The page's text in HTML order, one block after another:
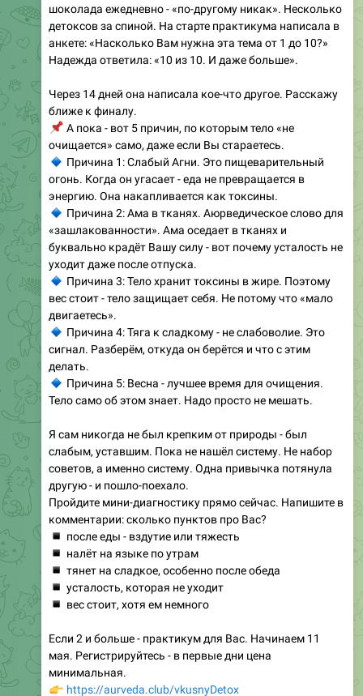
анкете: «Насколько Вам нужна эта тема от 1 до 10?»
Надежда ответила: «10 из 10. И даже больше».
Через 14 дней она написала кое-что другое. Расскажу
А пока - вот 5 причин, по которым тело «не
очищается» само, даже если Вы стараетесь.
Причина 1: Слабый Агни. Это пищеварительный
огонь. Когда он угасает - еда не превращается в
энергию. Она накапливается как токсины.
Причина 2: Ама в тканях. Аюрведическое слово для
«зашлакованности». Ама оседает в тканях и
буквально крадёт Вашу силу - вот почему усталость не
уходит даже после отпуска.
Причина 3: Тело хранит токсины в жире. Поэтому
вес стоит - тело защищает себя. Не потому что «мало
двигаетесь».
Причина 4: Тяга к сладкому - не слабоволие. Это
сигнал. Разберём, откуда он берётся и что с этим
делать.
Причина 5: Весна - лучшее время для очищения.
Тело само об этом знает. Надо просто не мешать.
Я сам никогда не был крепким от природы - был
советов, а именно систему. Одна привычка потянула
другую - и пошло-поехало.
Пройдите мини-диагностику прямо сейчас. Напишите в
комментарии: сколько пунктов про Вас?
после еды - вздутие или тяжесть
налёт на языке по утрам
тянет на сладкое, особенно после обеда
усталость, которая не уходит
вес стоит, хотя ем немного
Если 2 и больше - практикум для Вас. Начинаем 11
минимальная.
https://aurveda.club/vkusnyDetox
https://aurveda.club/vkusnyDetox
https://aurveda.club/vkusnyDetox